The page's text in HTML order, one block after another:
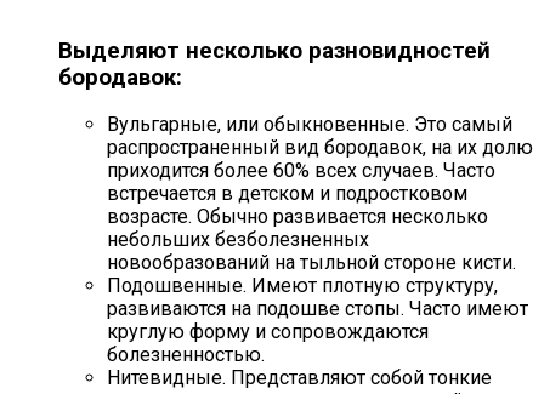
Выделяют несколько разновидностей
бородавок:
Вульгарные, или обыкновенные. Это самый
распространенный вид бородавок, на их долю
приходится более 60% всех случаев. Часто
встречается в детском и подростковом
возрасте. Обычно развивается несколько
небольших безболезненных
новообразований на тыльной стороне кисти.
Подошвенные. Имеют плотную структуру,
развиваются на подошве стопы. Часто имеют
круглую форму и сопровождаются
болезненностью.
Нитевидные. Представляют собой тонкие